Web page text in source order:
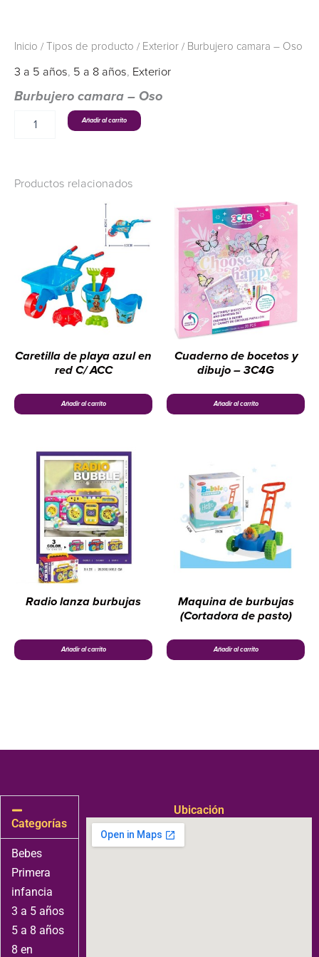
Inicio / Tipos de producto / Exterior / Burbujero camara – Oso
3 a 5 años, 5 a 8 años, Exterior
Burbujero camara – Oso
Añadir al carrito
Productos relacionados
Caretilla de playa azul en
red C/ ACC
Añadir al carrito
Cuaderno de bocetos y
dibujo – 3C4G
Añadir al carrito
Radio lanza burbujas
Añadir al carrito
Maquina de burbujas
(Cortadora de pasto)
Añadir al carrito
Categorías
Bebes
Primera
infancia
3 a 5 años
5 a 8 años
8 en
Ubicación